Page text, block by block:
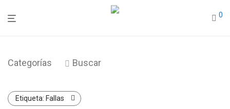
0
Categorías Buscar
Etiqueta: Fallas